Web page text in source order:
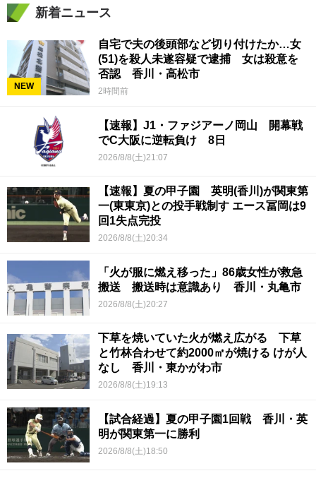
新着ニュース
NEW
自宅で夫の後頭部など切り付けたか…女
(51)を殺人未遂容疑で逮捕 女は殺意を
否認 香川・高松市
2時間前
【速報】J1・ファジアーノ岡山 開幕戦
でC大阪に逆転負け 8日
2026/8/8(土)21:07
【速報】夏の甲子園 英明(香川)が関東第
一(東東京)との投手戦制す エース冨岡は9
回1失点完投
2026/8/8(土)20:34
「火が服に燃え移った」86歳女性が救急
搬送 搬送時は意識あり 香川・丸亀市
2026/8/8(土)20:27
下草を焼いていた火が燃え広がる 下草
と竹林合わせて約2000㎡が焼ける けが人
なし 香川・東かがわ市
2026/8/8(土)19:13
【試合経過】夏の甲子園1回戦 香川・英
明が関東第一に勝利
2026/8/8(土)18:50